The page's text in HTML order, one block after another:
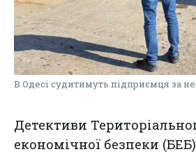
В Одесі судитимуть підприємця за
Детективи
економічної безпеки